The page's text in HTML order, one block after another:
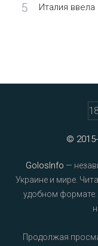
5 Италия
©
GolosInfo —
Украине и мире.
удобном формате.
Продолжая